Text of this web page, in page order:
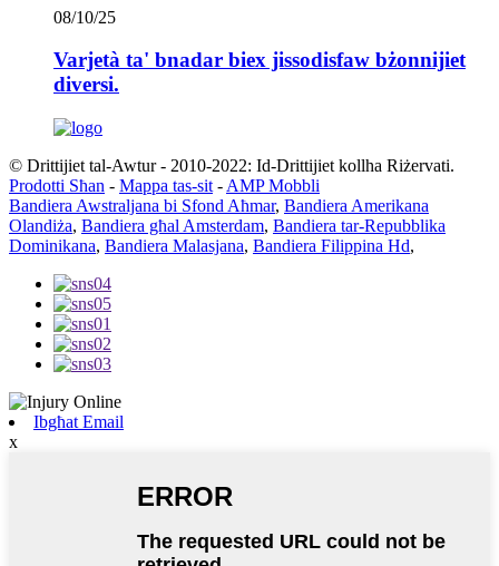
08/10/25
Varjetà ta' bnadar biex jissodisfaw bżonnijiet
diversi.
© Drittijiet tal-Awtur - 2010-2022: Id-Drittijiet kollha Riżervati.
Prodotti Sħan - Mappa tas-sit - AMP Mobbli
Bandiera Awstraljana bi Sfond Aħmar, Bandiera Amerikana
Olandiża, Bandiera għal Amsterdam, Bandiera tar-Repubblika
Dominikana, Bandiera Malasjana, Bandiera Filippina Hd,
Ibgħat Email
x